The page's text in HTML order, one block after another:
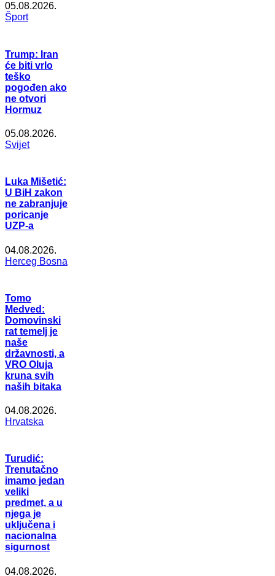
05.08.2026.
Šport
Trump: Iran
će biti vrlo
teško
pogođen ako
ne otvori
Hormuz
05.08.2026.
Svijet
Luka Mišetić:
U BiH zakon
ne zabranjuje
poricanje
UZP-a
04.08.2026.
Herceg Bosna
Tomo
Medved:
Domovinski
rat temelj je
naše
državnosti, a
VRO Oluja
kruna svih
naših bitaka
04.08.2026.
Hrvatska
Turudić:
Trenutačno
imamo jedan
veliki
predmet, a u
njega je
uključena i
nacionalna
sigurnost
04.08.2026.